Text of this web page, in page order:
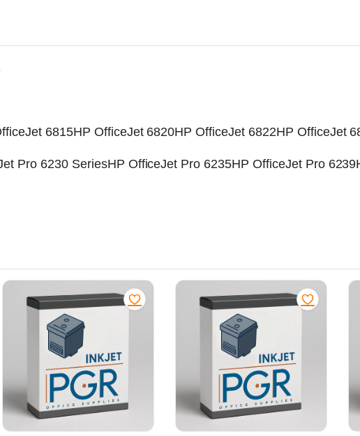
6815HP OfficeJet 6820HP OfficeJet 6822HP OfficeJet
Pro 6230 SeriesHP OfficeJet Pro 6235HP OfficeJet Pro